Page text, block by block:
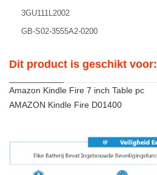
3GU111L2002
GB-S02-3555A2-0200
Dit product is geschikt voor:
Amazon Kindle Fire 7 inch Table pc
AMAZON Kindle Fire D01400